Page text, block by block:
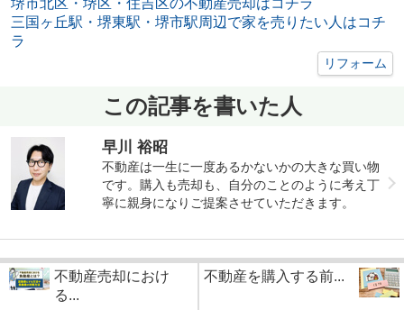
堺市北区・堺区・住吉区の不動産売却はコチラ
三国ヶ丘駅・堺東駅・堺市駅周辺で家を売りたい人はコチ
ラ
リフォーム
この記事を書いた人
早川 裕昭
不動産は一生に一度あるかないかの大きな買い物
です。購入も売却も、自分のことのように考え丁
寧に親身になりご提案させていただきます。
不動産売却におけ
る...
不動産を購入する前...